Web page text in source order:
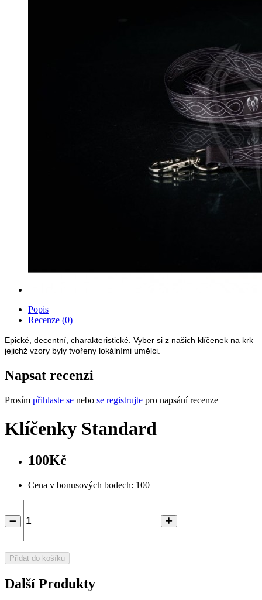
Popis
Recenze (0)
Epické, decentní, charakteristické. Vyber si z našich klíčenek na krk
jejichž vzory byly tvořeny lokálními umělci.
Napsat recenzi
Prosím přihlaste se nebo se registrujte pro napsání recenze
Klíčenky Standard
100Kč
Cena v bonusových bodech: 100
Přidat do košíku
Další Produkty